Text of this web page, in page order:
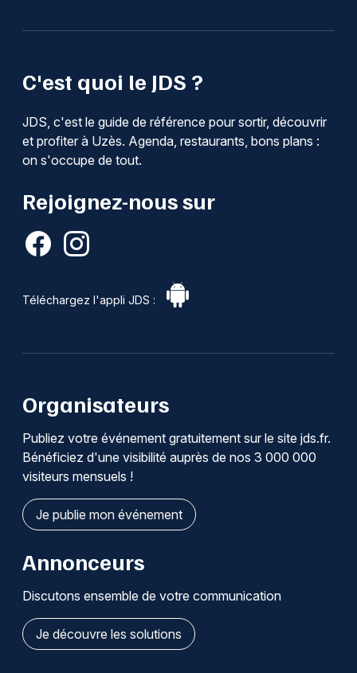
C'est quoi le JDS ?
JDS, c'est le guide de référence pour sortir, découvrir
et profiter à Uzès. Agenda, restaurants, bons plans :
on s'occupe de tout.
Rejoignez-nous sur
Téléchargez l'appli JDS :
Organisateurs
Publiez votre événement gratuitement sur le site jds.fr.
Bénéficiez d'une visibilité auprès de nos 3 000 000
visiteurs mensuels !
Je publie mon événement
Annonceurs
Discutons ensemble de votre communication
Je découvre les solutions